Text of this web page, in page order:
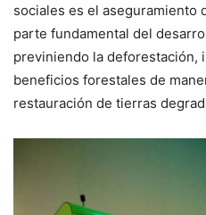
sociales es el aseguramiento
parte fundamental del
previniendo la deforestación,
beneficios forestales de
restauración de tierras